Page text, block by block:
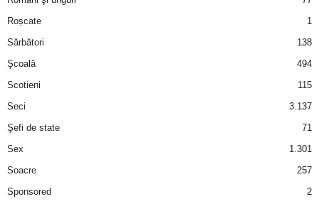
Roșcate
1
Sărbători
138
Şcoală
494
Scotieni
115
Seci
3.137
Şefi de state
71
Sex
1.301
Soacre
257
Sponsored
2